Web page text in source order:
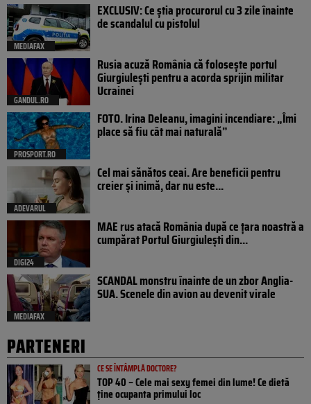
MEDIAFAX
EXCLUSIV: Ce știa procurorul cu 3 zile înainte
de scandalul cu pistolul
GANDUL.RO
Rusia acuză România că folosește portul
Giurgiulești pentru a acorda sprijin militar
Ucrainei
PROSPORT.RO
FOTO. Irina Deleanu, imagini incendiare: „Îmi
place să fiu cât mai naturală”
ADEVARUL
Cel mai sănătos ceai. Are beneficii pentru
creier și inimă, dar nu este...
DIGI24
MAE rus atacă România după ce țara noastră a
cumpărat Portul Giurgiulești din...
MEDIAFAX
SCANDAL monstru înainte de un zbor Anglia-
SUA. Scenele din avion au devenit virale
PARTENERI
CE SE ÎNTÂMPLĂ DOCTORE?
TOP 40 – Cele mai sexy femei din lume! Ce dietă
ține ocupanta primului loc